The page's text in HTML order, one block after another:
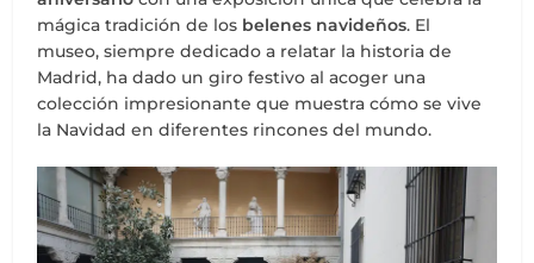
mágica tradición de los belenes navideños. El
museo, siempre dedicado a relatar la historia de
Madrid, ha dado un giro festivo al acoger una
colección impresionante que muestra cómo se vive
la Navidad en diferentes rincones del mundo.